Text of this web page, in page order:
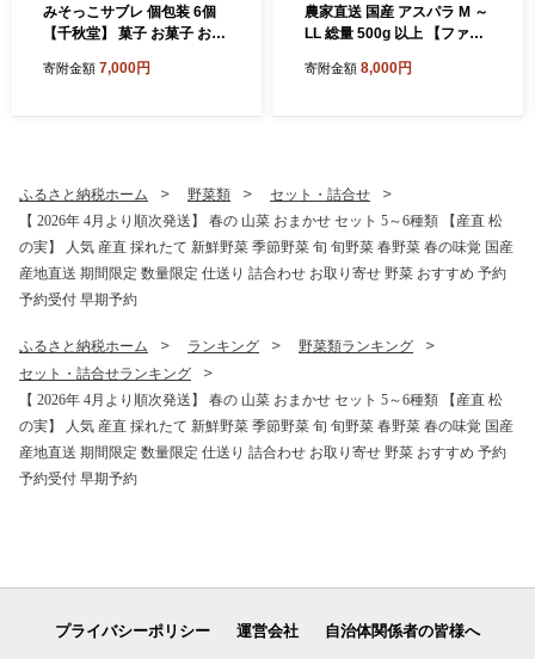
みそっこサブレ 個包装 6個
【千秋堂】 菓子 お菓子 おか
ブレ クッキー スイーツ 赤味
県 雫石町 送料無料
寄附金額 7,000円
農家直送 国産 アスパラ M ～
LL 総量 500g 以上 【ファー
ーンアスパラ 旬 野菜 やさい
キャンプ お取り寄せ 冷蔵 人
気 ハウス栽培
寄附金額 8,000円
ふるさと納税ホーム 野菜類
セット・詰合せ
【 2026年 4月より順次発送】 春の 山菜 おまかせ セット 5～6種類 【産直 松
の実】 人気 産直 採れたて 新鮮野菜 季節野菜 旬 旬野菜 春野菜 春の味覚 国産
産地直送 期間限定 数量限定 仕送り 詰合わせ お取り寄せ 野菜 おすすめ 予約
予約受付 早期予約
ふるさと納税ホーム ランキング
野菜類ランキング
セット・詰合せランキング
【 2026年 4月より順次発送】 春の 山菜 おまかせ セット 5～6種類 【産直 松
の実】 人気 産直 採れたて 新鮮野菜 季節野菜 旬 旬野菜 春野菜 春の味覚 国産
産地直送 期間限定 数量限定 仕送り 詰合わせ お取り寄せ 野菜 おすすめ 予約
予約受付 早期予約
プライバシーポリシー 運営会社 自治体関係者の皆様へ